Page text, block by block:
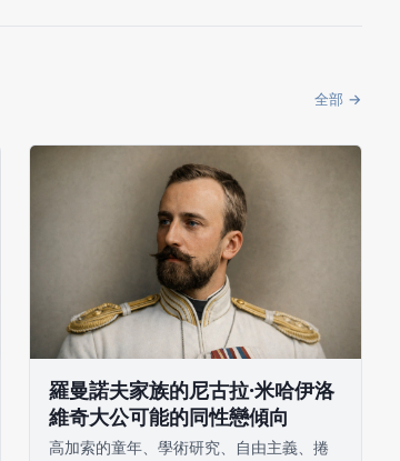
全部 →
羅曼諾夫家族的尼古拉·米哈伊洛
維奇大公可能的同性戀傾向
高加索的童年、學術研究、自由主義、捲